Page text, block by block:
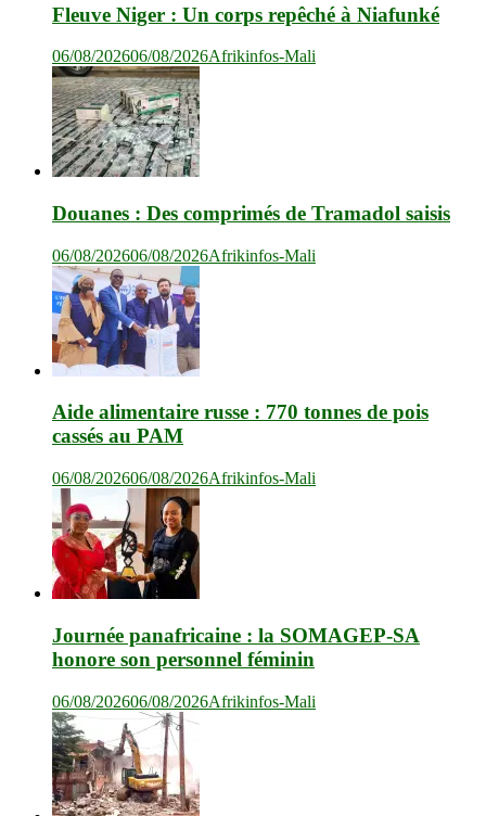
Fleuve Niger : Un corps repêché à Niafunké
06/08/202606/08/2026Afrikinfos-Mali
Douanes : Des comprimés de Tramadol saisis
06/08/202606/08/2026Afrikinfos-Mali
Aide alimentaire russe : 770 tonnes de pois
cassés au PAM
06/08/202606/08/2026Afrikinfos-Mali
Journée panafricaine : la SOMAGEP-SA
honore son personnel féminin
06/08/202606/08/2026Afrikinfos-Mali